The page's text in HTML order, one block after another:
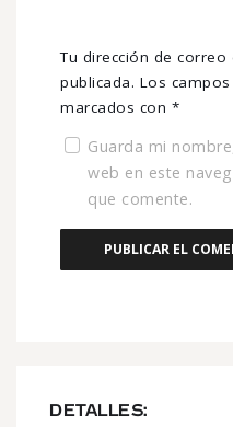
DETALLES:
Tu dirección de
publicada. Los
marcados con *
Guarda mi
web en este
que comente.